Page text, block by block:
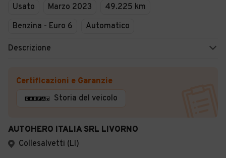
Usato Marzo 2023
49.225 km
Benzina - Euro 6
Automatico
Descrizione
Certificazioni e Garanzie
Storia del veicolo
AUTOHERO ITALIA SRL LIVORNO
Collesalvetti (LI)